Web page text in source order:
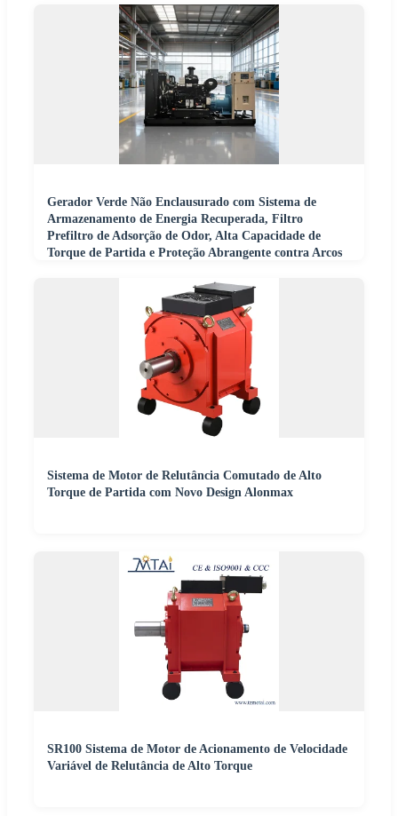
Gerador Verde Não Enclausurado com Sistema de
Armazenamento de Energia Recuperada, Filtro
Prefiltro de Adsorção de Odor, Alta Capacidade de
Torque de Partida e Proteção Abrangente contra Arcos
Sistema de Motor de Relutância Comutado de Alto
Torque de Partida com Novo Design Alonmax
SR100 Sistema de Motor de Acionamento de Velocidade
Variável de Relutância de Alto Torque